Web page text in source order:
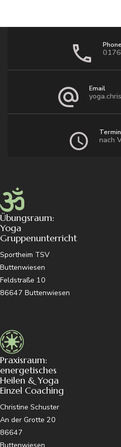
Phone
Email
nach
Übungsraum:
Yoga
Gruppenunterricht
Sportheim TSV
Buttenwiesen
Feldstraße 10
86647 Buttenwiesen
Praxisraum:
energetisches
Heilen & Yoga
Einzel Coaching
Christine Schuster
An der Grotte 20
86647
Buttenwiesen,